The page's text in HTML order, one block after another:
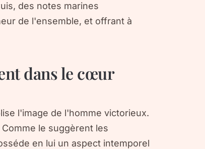
des notes marines
de l'ensemble, et offrant à
dans le cœur
l'image de l'homme victorieux.
le suggèrent les
en lui un aspect intemporel